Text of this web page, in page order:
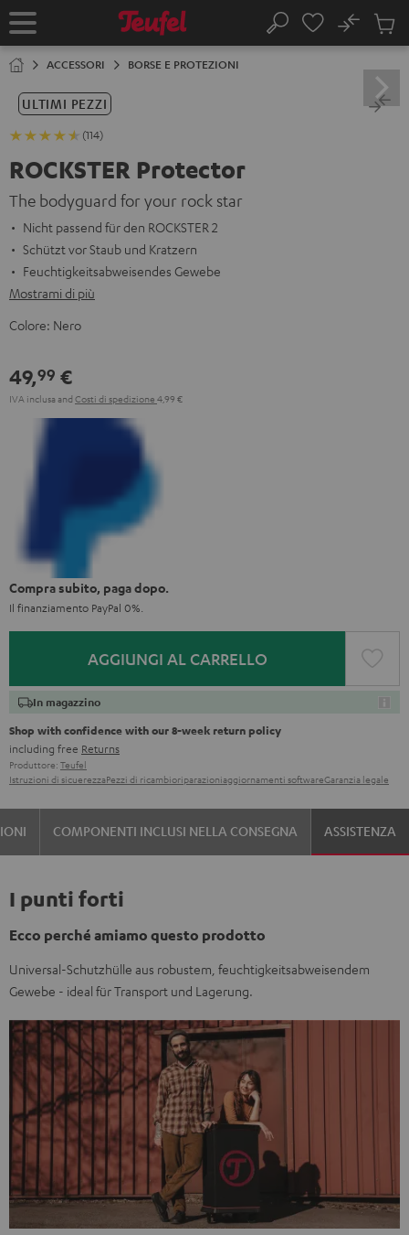
AL
Pagina
Cerca
No
ACCESSORI BORSE E PROTEZIONI
ULTIMI PEZZI
(114)
ROCKSTER Protector
The bodyguard for your rock star
Nicht passend für den ROCKSTER 2
Schützt vor Staub und Kratzern
Feuchtigkeitsabweisendes Gewebe
Mostrami di più
Colore: Nero
49,99 €
IVA inclusa and Costi di spedizione 4,99 €
Compra subito, paga dopo.
Il finanziamento PayPal 0%.
AGGIUNGI AL CARRELLO
In magazzino
Shop with confidence with our 8-week return policy
including free Returns
Produttore: Teufel
Istruzioni di sicuerezzaPezzi di ricambioriparazioniaggiornamenti softwareGaranzia legale
COMPONENTI INCLUSI NELLA CONSEGNA ASSISTENZA
I punti forti
Ecco perché amiamo questo prodotto
Universal-Schutzhülle aus robustem, feuchtigkeitsabweisendem
Gewebe - ideal für Transport und Lagerung.